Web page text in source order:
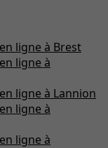
ligne à Brest
ligne à
ligne à Lannion
ligne à
ligne à